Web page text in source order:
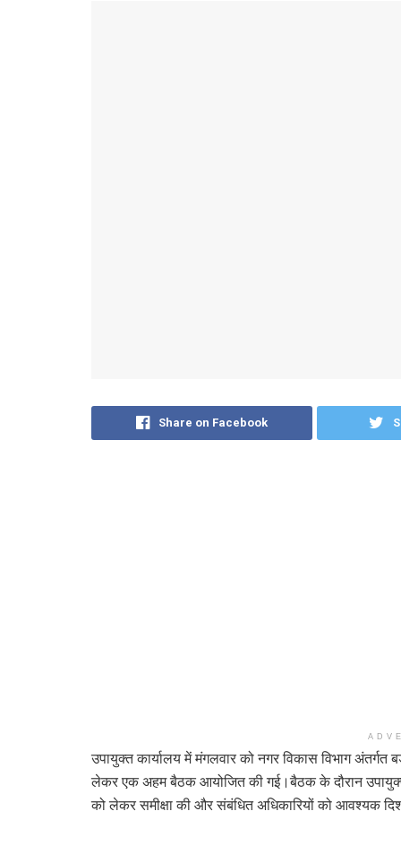
Share on Facebook
उपायुक्त कार्यालय में मंगलवार को नगर विकास विभाग
लेकर एक अहम बैठक आयोजित की गई।बैठक के दौरान
को लेकर समीक्षा की और संबंधित अधिकारियों को आवश्यक